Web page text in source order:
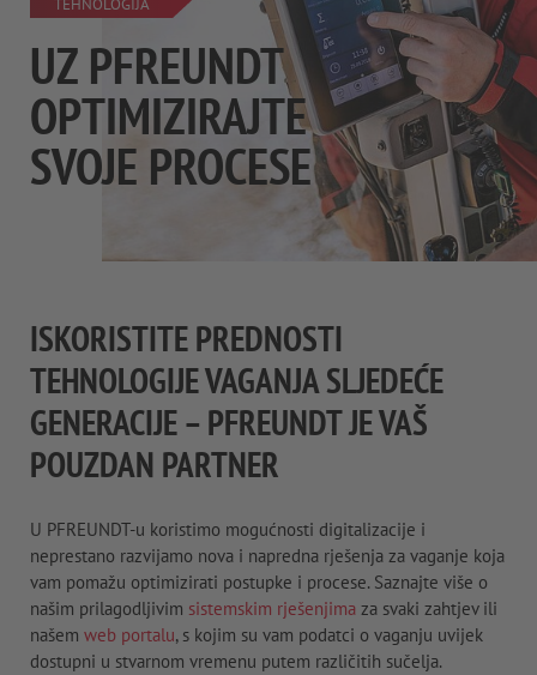
UZ PFREUNDT
OPTIMIZIRAJTE
SVOJE PROCESE
ISKORISTITE PREDNOSTI
TEHNOLOGIJE VAGANJA SLJEDEĆE
GENERACIJE – PFREUNDT JE ​​VAŠ
POUZDAN PARTNER
U PFREUNDT-u koristimo mogućnosti digitalizacije i
neprestano razvijamo nova i napredna rješenja za vaganje koja
vam pomažu optimizirati postupke i procese. Saznajte više o
našim prilagodljivim sistemskim rješenjima za svaki zahtjev ili
našem web portalu, s kojim su vam podatci o vaganju uvijek
dostupni u stvarnom vremenu putem različitih sučelja.